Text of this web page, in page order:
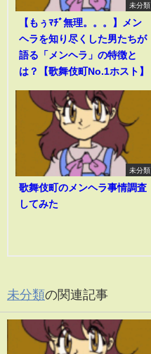
未分類
【もぅﾏﾁﾞ無理。。。】メン
ヘラを知り尽くした男たちが
語る「メンヘラ」の特徴と
は？【歌舞伎町No.1ホスト】
未分類
歌舞伎町のメンヘラ事情調査
してみた
未分類の関連記事